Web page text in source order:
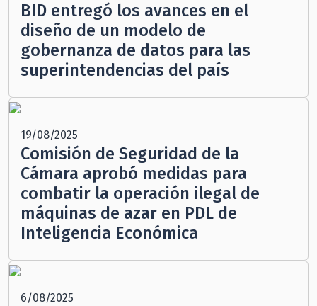
BID entregó los avances en el
diseño de un modelo de
gobernanza de datos para las
superintendencias del país
19/08/2025
Comisión de Seguridad de la
Cámara aprobó medidas para
combatir la operación ilegal de
máquinas de azar en PDL de
Inteligencia Económica
6/08/2025